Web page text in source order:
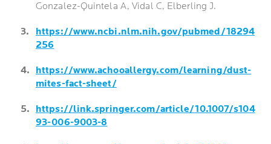
Gonzalez-Quintela A, Vidal C, Elberling J.
https://www.ncbi.nlm.nih.gov/pubmed/18294
256
https://www.achooallergy.com/learning/dust-
mites-fact-sheet/
https://link.springer.com/article/10.1007/s104
93-006-9003-8